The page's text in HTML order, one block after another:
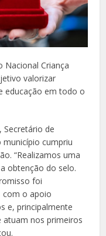
Nacional Criança
valorizar
educação em todo o
Secretário de
município cumpriu
“Realizamos uma
obtenção do selo.
foi
com o apoio
e, principalmente
atuam nos primeiros